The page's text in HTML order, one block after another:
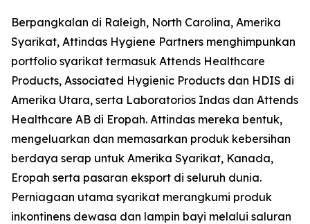
Berpangkalan di Raleigh, North Carolina, Amerika
Syarikat, Attindas Hygiene Partners menghimpunkan
portfolio syarikat termasuk Attends Healthcare
Products, Associated Hygienic Products dan HDIS di
Amerika Utara, serta Laboratorios Indas dan Attends
Healthcare AB di Eropah. Attindas mereka bentuk,
mengeluarkan dan memasarkan produk kebersihan
berdaya serap untuk Amerika Syarikat, Kanada,
Eropah serta pasaran eksport di seluruh dunia.
Perniagaan utama syarikat merangkumi produk
inkontinens dewasa dan lampin bayi melalui saluran